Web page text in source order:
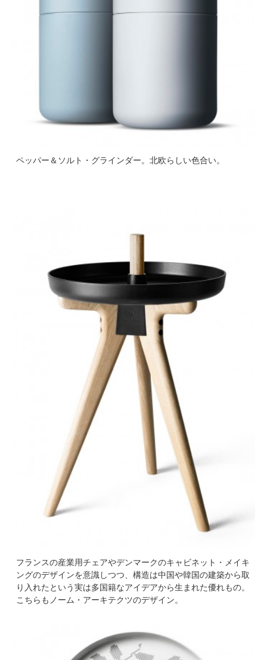
ペッパー＆ソルト・グラインダー。北欧らしい色合い。
フランスの産業用チェアやデンマークのキャビネット・メイキ
ングのデザインを意識しつつ、構造は中国や韓国の建築から取
り入れたという実は多国籍なアイデアから生まれた優れもの。
こちらもノーム・アーキテクツのデザイン。